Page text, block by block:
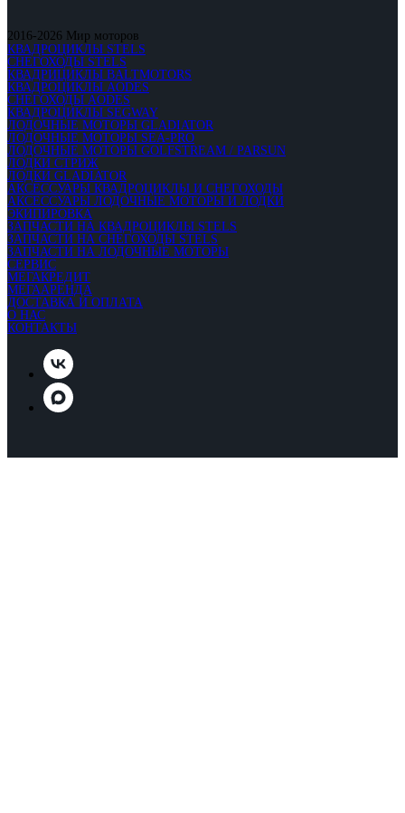
2016-2026 Мир моторов
КВАДРОЦИКЛЫ STELS
СНЕГОХОДЫ STELS
КВАДРИЦИКЛЫ BALTMOTORS
КВАДРОЦИКЛЫ AODES
СНЕГОХОДЫ AODES
КВАДРОЦИКЛЫ SEGWAY
ЛОДОЧНЫЕ МОТОРЫ GLADIATOR
ЛОДОЧНЫЕ МОТОРЫ SEA-PRO
ЛОДОЧНЫЕ МОТОРЫ GOLFSTREAM / PARSUN
ЛОДКИ СТРИЖ
ЛОДКИ GLADIATOR
АКСЕССУАРЫ КВАДРОЦИКЛЫ И СНЕГОХОДЫ
АКСЕССУАРЫ ЛОДОЧНЫЕ МОТОРЫ И ЛОДКИ
ЭКИПИРОВКА
ЗАПЧАСТИ НА КВАДРОЦИКЛЫ STELS
ЗАПЧАСТИ НА СНЕГОХОДЫ STELS
ЗАПЧАСТИ НА ЛОДОЧНЫЕ МОТОРЫ
СЕРВИС
МЕГАКРЕДИТ
МЕГААРЕНДА
ДОСТАВКА И ОПЛАТА
О НАС
КОНТАКТЫ